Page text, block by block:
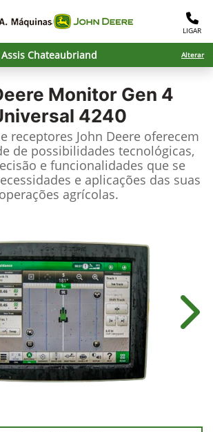
LIGAR
Chateaubriand Alterar
Monitor Gen 4
4240
receptores John Deere oferecem
de possibilidades tecnológicas,
e funcionalidades que se
e aplicações das suas
operações agrícolas.